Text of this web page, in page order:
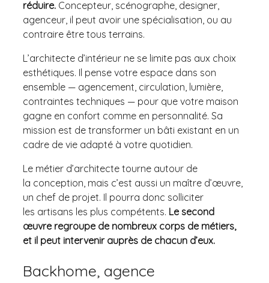
réduire. Concepteur, scénographe, designer,
agenceur, il peut avoir une spécialisation, ou au
contraire être tous terrains.
L’architecte d’intérieur ne se limite pas aux choix
esthétiques. Il pense votre espace dans son
ensemble — agencement, circulation, lumière,
contraintes techniques — pour que votre maison
gagne en confort comme en personnalité. Sa
mission est de transformer un bâti existant en un
cadre de vie adapté à votre quotidien.
Le métier d’architecte tourne autour de
la conception, mais c’est aussi un maître d’œuvre,
un chef de projet. Il pourra donc solliciter
les artisans les plus compétents. Le second
œuvre regroupe de nombreux corps de métiers,
et il peut intervenir auprès de chacun d’eux.
Backhome, agence